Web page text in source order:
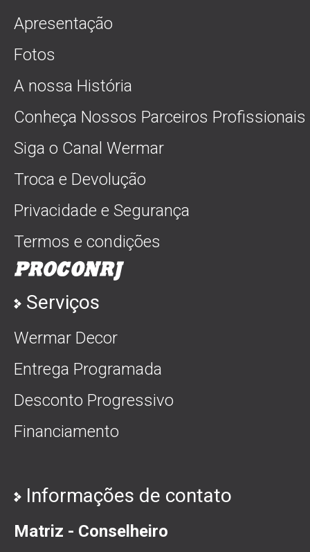
Apresentação
Fotos
A nossa História
Conheça Nossos Parceiros Profissionais
Siga o Canal Wermar
Troca e Devolução
Privacidade e Segurança
Termos e condições
Serviços
Wermar Decor
Entrega Programada
Desconto Progressivo
Financiamento
Informações de contato
Matriz - Conselheiro